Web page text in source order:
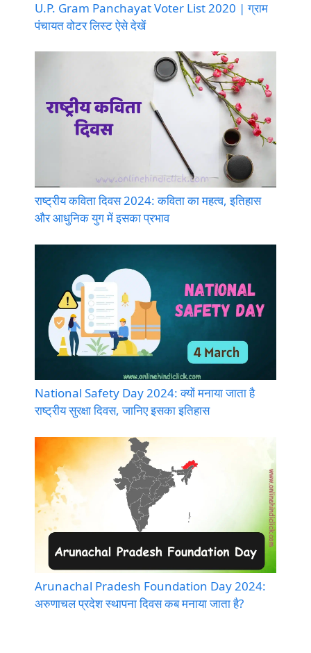
U.P. Gram Panchayat Voter List 2020 | ग्राम
पंचायत वोटर लिस्ट ऐसे देखें
राष्ट्रीय कविता दिवस 2024: कविता का महत्व, इतिहास
और आधुनिक युग में इसका प्रभाव
National Safety Day 2024: क्यों मनाया जाता है
राष्ट्रीय सुरक्षा दिवस, जानिए इसका इतिहास
Arunachal Pradesh Foundation Day 2024:
अरुणाचल प्रदेश स्थापना दिवस कब मनाया जाता है?